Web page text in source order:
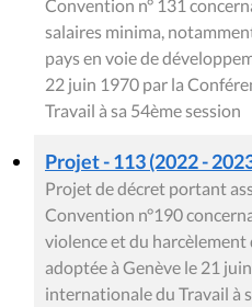
Convention n° 131
salaires minima,
pays en voie de
22 juin 1970 par la
Travail à sa 54ème session
Projet - 113 (2022 -
Projet de décret portant
Convention n°190
violence et du harcèlement
adoptée à Genève le 21
internationale du Travail à